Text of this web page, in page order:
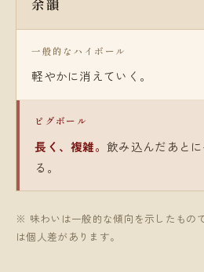
一般的なハイボール
軽やかに消えていく。
ピグボール
長く、複雑。飲み込んだあと
る。
※ 味わいは一般的な傾向を示したもの
は個人差があります。